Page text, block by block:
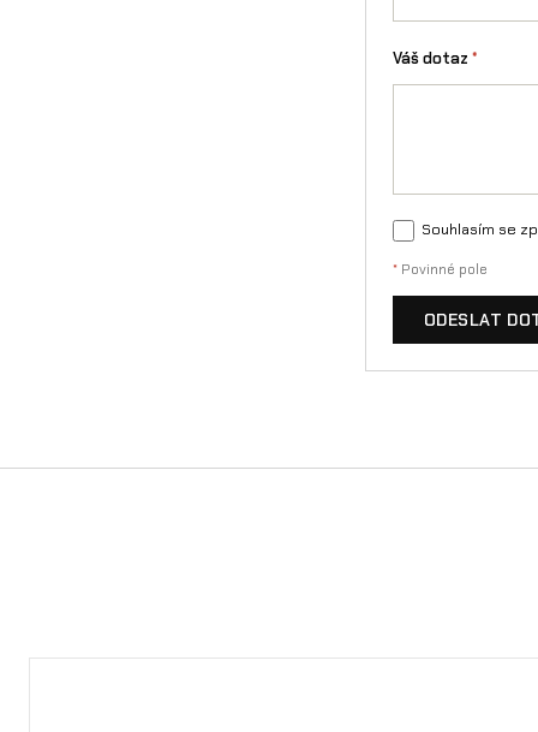
Váš dotaz *
Souhlasím se
* Povinné pole
ODESLAT